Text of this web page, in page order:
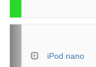
iPod nano